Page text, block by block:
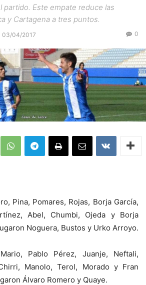
partido. Este empate reduce las
y Cartagena a tres puntos.
03/04/2017 0
Pina, Pomares, Rojas, Borja García,
Abel, Chumbi, Ojeda y Borja
Noguera, Bustos y Urko Arroyo.
Pablo Pérez, Juanje, Neftali,
Manolo, Terol, Morado y Fran
Álvaro Romero y Quaye.